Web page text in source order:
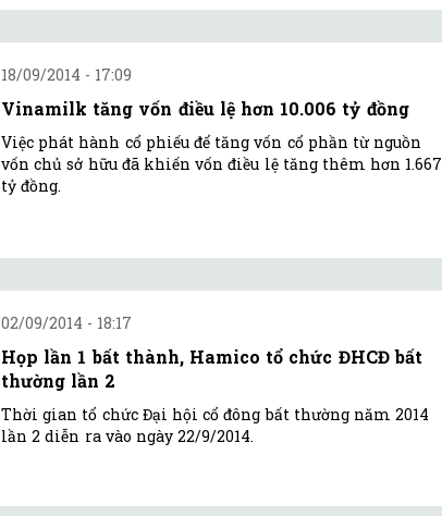
18/09/2014 - 17:09
Vinamilk tăng vốn điều lệ hơn 10.006 tỷ đồng
Việc phát hành cổ phiếu để tăng vốn cổ phần từ nguồn
vốn chủ sở hữu đã khiến vốn điều lệ tăng thêm hơn 1.667
tỷ đồng.
02/09/2014 - 18:17
Họp lần 1 bất thành, Hamico tổ chức ĐHCĐ bất
thường lần 2
Thời gian tổ chức Đại hội cổ đông bất thường năm 2014
lần 2 diễn ra vào ngày 22/9/2014.